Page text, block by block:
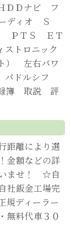
ＤＤナビ フ
ディオ Ｓ
ＰＴＳ ＥＴ
トロニック
） 左右パワ
ドルシフ
簿 取説 評
距離により選
金額などの詳
いませ！ ☆自
社鈑金工場完
規ディーラー
無料代車３０